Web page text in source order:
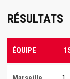
RÉSULTATS
ÉQUIPE